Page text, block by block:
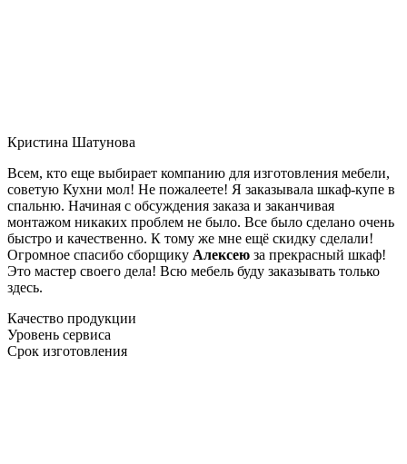
Кристина Шатунова
Всем, кто еще выбирает компанию для изготовления мебели,
советую Кухни мол! Не пожалеете! Я заказывала шкаф-купе в
спальню. Начиная с обсуждения заказа и заканчивая
монтажом никаких проблем не было. Все было сделано очень
быстро и качественно. К тому же мне ещё скидку сделали!
Огромное спасибо сборщику Алексею за прекрасный шкаф!
Это мастер своего дела! Всю мебель буду заказывать только
здесь.
Качество продукции
Уровень сервиса
Срок изготовления